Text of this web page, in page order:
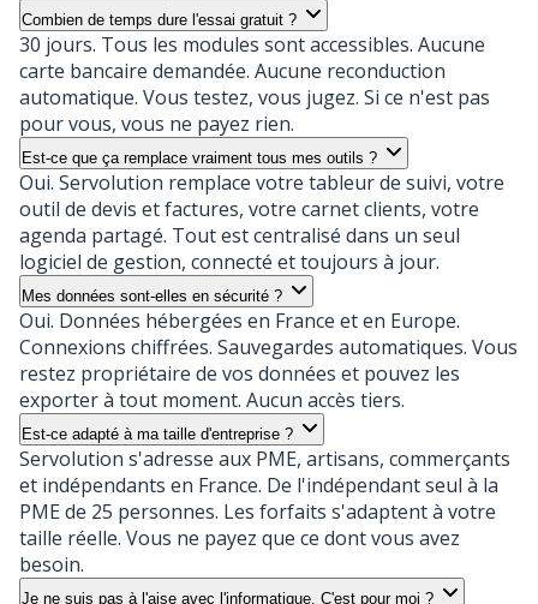
Combien de temps dure l'essai gratuit ?
30 jours. Tous les modules sont accessibles. Aucune
carte bancaire demandée. Aucune reconduction
automatique. Vous testez, vous jugez. Si ce n'est pas
pour vous, vous ne payez rien.
Est-ce que ça remplace vraiment tous mes outils ?
Oui. Servolution remplace votre tableur de suivi, votre
outil de devis et factures, votre carnet clients, votre
agenda partagé. Tout est centralisé dans un seul
logiciel de gestion, connecté et toujours à jour.
Mes données sont-elles en sécurité ?
Oui. Données hébergées en France et en Europe.
Connexions chiffrées. Sauvegardes automatiques. Vous
restez propriétaire de vos données et pouvez les
exporter à tout moment. Aucun accès tiers.
Est-ce adapté à ma taille d'entreprise ?
Servolution s'adresse aux PME, artisans, commerçants
et indépendants en France. De l'indépendant seul à la
PME de 25 personnes. Les forfaits s'adaptent à votre
taille réelle. Vous ne payez que ce dont vous avez
besoin.
Je ne suis pas à l'aise avec l'informatique. C'est pour moi ?